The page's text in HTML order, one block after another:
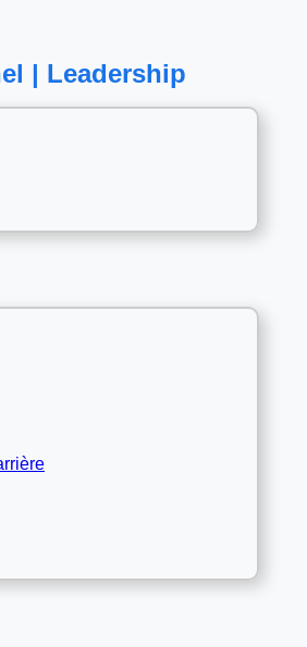
| Leadership